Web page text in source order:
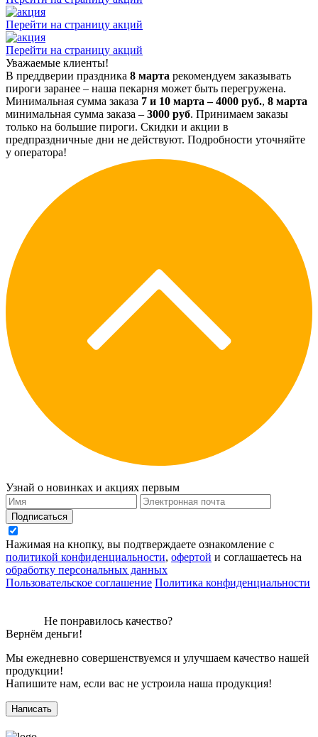
Перейти на страницу акций
Перейти на страницу акций
Уважаемые клиенты!
В преддверии праздника 8 марта рекомендуем заказывать
пироги заранее – наша пекарня может быть перегружена.
Минимальная сумма заказа 7 и 10 марта – 4000 руб., 8 марта
минимальная сумма заказа – 3000 руб. Принимаем заказы
только на большие пироги. Скидки и акции в
предпраздничные дни не действуют. Подробности уточняйте
у оператора!
Узнай о новинках и акциях первым
Подписаться
Нажимая на кнопку, вы подтверждаете ознакомление с
политикой конфиденциальности, офертой и соглашаетесь на
обработку персональных данных
Пользовательское соглашение Политика конфиденциальности
Не понравилось качество?
Вернём деньги!
Мы ежедневно совершенствуемся и улучшаем качество нашей
продукции!
Напишите нам, если вас не устроила наша продукция!
Написать